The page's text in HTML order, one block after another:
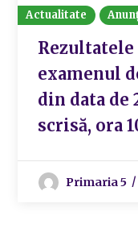
Actualitate
examenul
din data de
scrisă, ora
Primaria 5